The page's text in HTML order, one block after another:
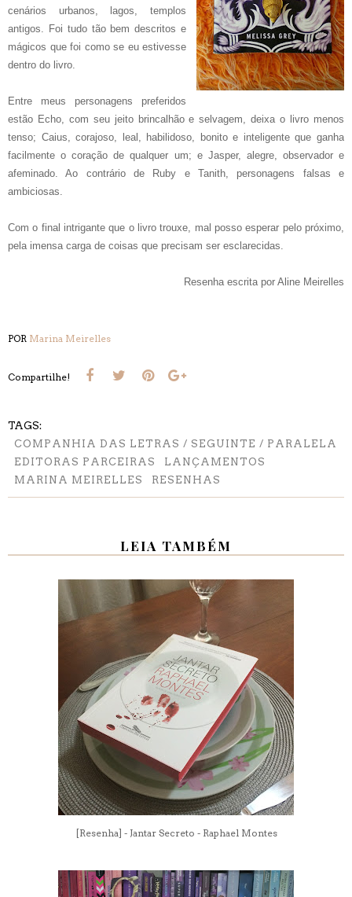
cenários urbanos, lagos, templos
antigos. Foi tudo tão bem descritos e
mágicos que foi como se eu estivesse
dentro do livro.
Entre meus personagens preferidos
estão Echo, com seu jeito brincalhão e selvagem, deixa o livro menos
tenso; Caius, corajoso, leal, habilidoso, bonito e inteligente que ganha
facilmente o coração de qualquer um; e Jasper, alegre, observador e
afeminado. Ao contrário de Ruby e Tanith, personagens falsas e
ambiciosas.
Com o final intrigante que o livro trouxe, mal posso esperar pelo próximo,
pela imensa carga de coisas que precisam ser esclarecidas.
Resenha escrita por Aline Meirelles
POR Marina Meirelles
Compartilhe!
TAGS:
COMPANHIA DAS LETRAS / SEGUINTE / PARALELA
EDITORAS PARCEIRAS
LANÇAMENTOS
MARINA MEIRELLES
RESENHAS
LEIA TAMBÉM
[Resenha] - Jantar Secreto - Raphael Montes